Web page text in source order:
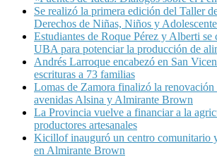
Se realizó la primera edición del Taller
Derechos de Niñas, Niños y
Estudiantes de Roque Pérez y Alberti se
UBA para potenciar la producción de
Andrés Larroque encabezó en San
escrituras a 73 familias
Lomas de Zamora finalizó la renovación
avenidas Alsina y Almirante Brown
La Provincia vuelve a financiar a la
productores artesanales
Kicillof inauguró un centro comunitario
en Almirante Brown